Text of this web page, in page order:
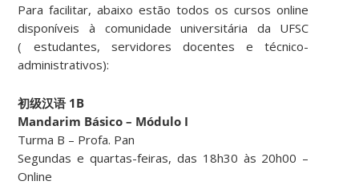
Para facilitar, abaixo estão todos os cursos online
disponíveis à comunidade universitária da UFSC
( estudantes, servidores docentes e técnico-
administrativos):
初级汉语 1B
Mandarim Básico – Módulo I
Turma B – Profa. Pan
Segundas e quartas-feiras, das 18h30 às 20h00 –
Online